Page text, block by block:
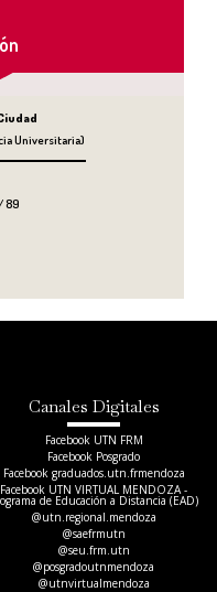
Universitaria)
89
Canales Digitales
Facebook UTN FRM
Facebook Posgrado
Facebook graduados.utn.frmendoza
Facebook UTN VIRTUAL MENDOZA -
de Educación a Distancia (EAD)
@utn.regional.mendoza
@saefrmutn
@seu.frm.utn
@posgradoutnmendoza
@utnvirtualmendoza